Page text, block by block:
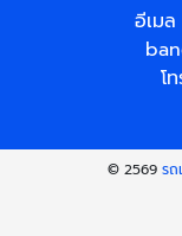
อีเมล
โ
© 2569รถ